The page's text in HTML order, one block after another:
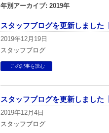
年別アーカイブ: 2019年
スタッフブログを更新しました
2019年12月19日
スタッフブログ
この記事を読む
スタッフブログを更新しました
2019年12月4日
スタッフブログ